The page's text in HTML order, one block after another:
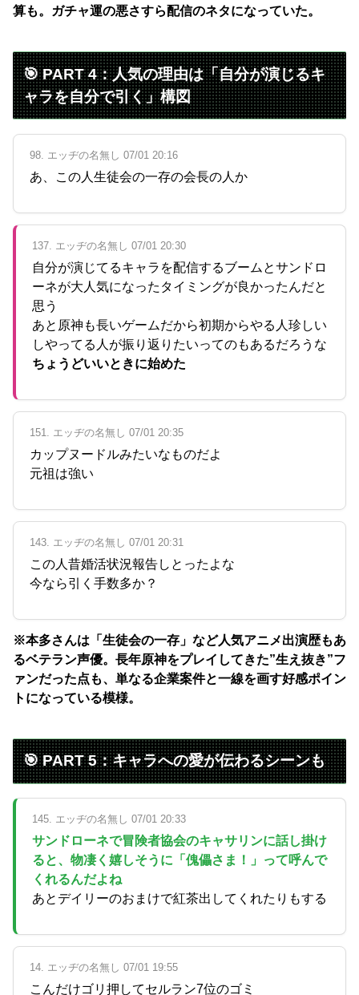
算も。ガチャ運の悪さすら配信のネタになっていた。
🎯 PART 4：人気の理由は「自分が演じるキ
ャラを自分で引く」構図
98. エッヂの名無し 07/01 20:16
あ、この人生徒会の一存の会長の人か
137. エッヂの名無し 07/01 20:30
自分が演じてるキャラを配信するブームとサンドロ
ーネが大人気になったタイミングが良かったんだと
思う
あと原神も長いゲームだから初期からやる人珍しい
しやってる人が振り返りたいってのもあるだろうな
ちょうどいいときに始めた
151. エッヂの名無し 07/01 20:35
カップヌードルみたいなものだよ
元祖は強い
143. エッヂの名無し 07/01 20:31
この人昔婚活状況報告しとったよな
今なら引く手数多か？
※本多さんは「生徒会の一存」など人気アニメ出演歴もあ
るベテラン声優。長年原神をプレイしてきた”生え抜き”フ
ァンだった点も、単なる企業案件と一線を画す好感ポイン
トになっている模様。
🎯 PART 5：キャラへの愛が伝わるシーンも
145. エッヂの名無し 07/01 20:33
サンドローネで冒険者協会のキャサリンに話し掛け
ると、物凄く嬉しそうに「傀儡さま！」って呼んで
くれるんだよね
あとデイリーのおまけで紅茶出してくれたりもする
14. エッヂの名無し 07/01 19:55
こんだけゴリ押してセルラン7位のゴミ